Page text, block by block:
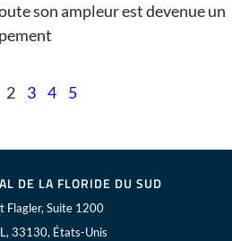
son ampleur est devenue un
2 3 4 5
DE LA FLORIDE DU SUD
Flagler, Suite 1200
33130, États-Unis